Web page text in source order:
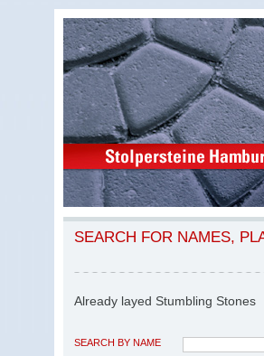
SEARCH FOR NAMES,
Already layed Stumbling Stones
SEARCH BY NAME